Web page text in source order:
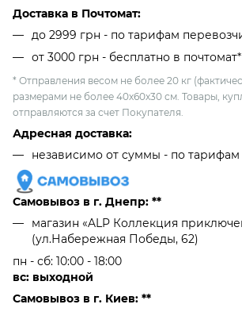
Доставка в Почтомат:
до 2999 грн - по тарифам
от 3000 грн - бесплатно в почтомат*
* Отправления весом не более 20 кг
размерами не более 40х60х30 см. Товары,
отправляются за счет Покупателя.
Адресная доставка:
независимо от cуммы - по тарифам
Самовывоз в г. Днепр: **
магазин «ALP Коллекция
(ул.Набережная Победы, 62)
пн - сб: 10:00 - 18:00
вс: выходной
Самовывоз в г. Киев: **